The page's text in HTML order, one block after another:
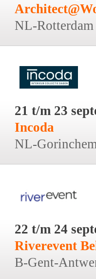
NL-Rotterdam
21 t/m 23
Incoda
NL-Gorinchem
22 t/m 24
Riverevent
B-Gent-